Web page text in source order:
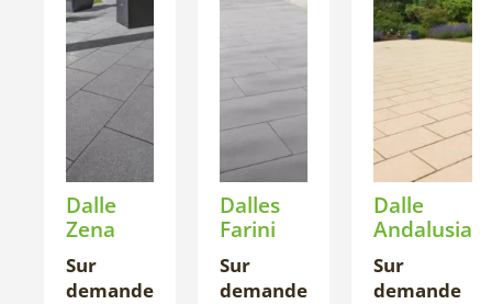
Dalle
Zena
Sur
demande
Dalles
Farini
Sur
demande
Dalle
Andalusia
Sur
demande